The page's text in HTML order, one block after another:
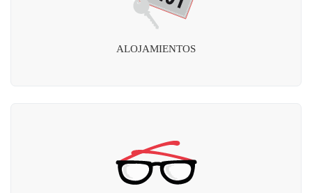
ALOJAMIENTOS